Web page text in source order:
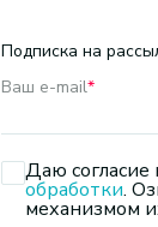
Подписка на
Ваш e-mail*
Даю согласие
обработки.
механизмом